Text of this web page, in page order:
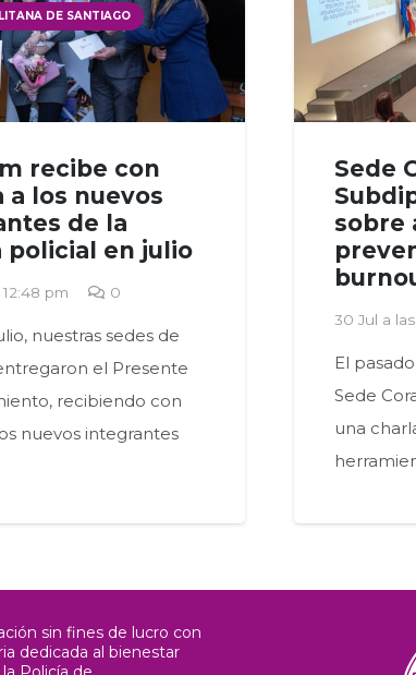
DE SANTIAGO
recibe con
a los nuevos
de la
policial en julio
pm 0
nuestras sedes de
el Presente
recibiendo con
nuevos integrantes
Sede
sobre
30 Jul a
El
Sede
una
sin fines de lucro con
dedicada al bienestar